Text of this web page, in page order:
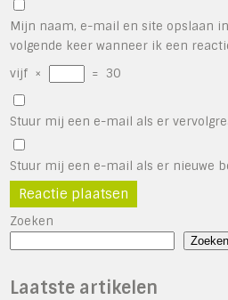
Mijn naam, e-mail en site opslaan
volgende keer wanneer ik een
vijf × = 30
Stuur mij een e-mail als er
Stuur mij een e-mail als er nieuwe
Zoeken
Zoeken
Laatste artikelen